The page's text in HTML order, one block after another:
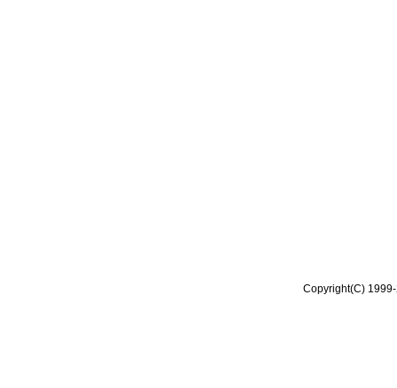
Copyright(C)